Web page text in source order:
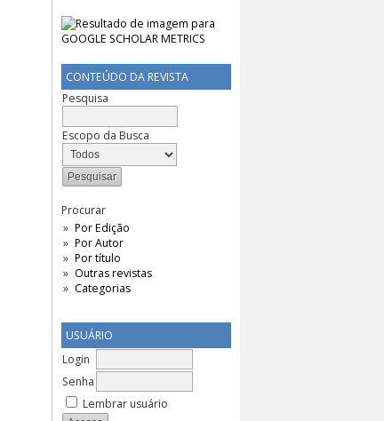
CONTEÚDO DA REVISTA
Pesquisa
Escopo da Busca
Procurar
Por Edição
Por Autor
Por título
Outras revistas
Categorias
USUÁRIO
Login
Senha
Lembrar usuário